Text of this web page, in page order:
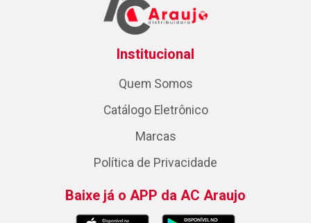
Institucional
Quem Somos
Catálogo Eletrônico
Marcas
Política de Privacidade
Baixe já o APP da AC Araujo